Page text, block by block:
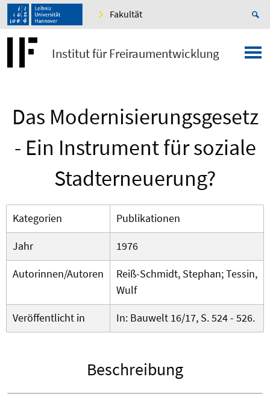
Fakultät
Institut für Freiraumentwicklung
Das Modernisierungsgesetz
- Ein Instrument für soziale
Stadterneuerung?
Kategorien
Publikationen
Jahr
1976
Autorinnen/Autoren
Reiß-Schmidt, Stephan; Tessin,
Wulf
Veröffentlicht in
In: Bauwelt 16/17, S. 524 - 526.
Beschreibung